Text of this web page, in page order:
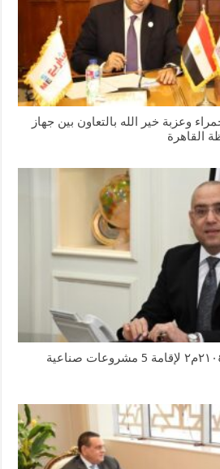
وعزبة خير الله بالتعاون بين جهاز
القاهرة
وزير الإسكان: تخصيص ٢١٠٤٥م٢ لإقامة 5 مشروعات صناعية